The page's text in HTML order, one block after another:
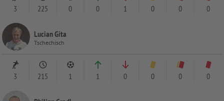
3 225 0 0 1 0 0 0
Lucian Gita
Tschechisch
3 215 1 1 0 0 0 0